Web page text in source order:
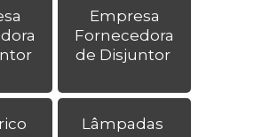
Empresa
Fornecedora
de Disjuntor
Lâmpadas